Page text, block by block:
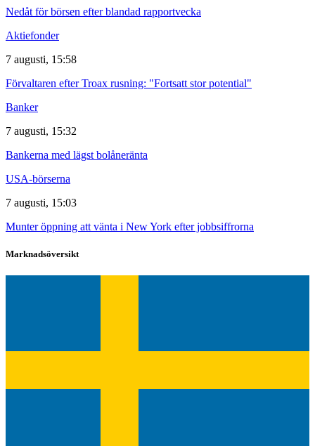
Nedåt för börsen efter blandad rapportvecka
Aktiefonder
7 augusti, 15:58
Förvaltaren efter Troax rusning: "Fortsatt stor potential"
Banker
7 augusti, 15:32
Bankerna med lägst bolåneränta
USA-börserna
7 augusti, 15:03
Munter öppning att vänta i New York efter jobbsiffrorna
Marknadsöversikt